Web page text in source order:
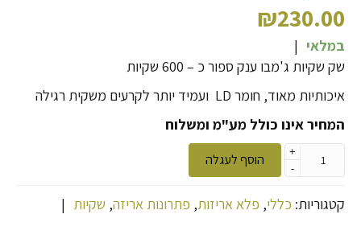
₪230.00
במלאי |
שק שקיות ג'מבו ענק ספור כ – 600 שקיות
איכותיות מאוד, חומר LD ועמיד יותר לקרעים משקית רגילה
המחיר אינו כולל מע"מ ומשלוח
+
-
הוסף לעגלה
קטגוריות: כללי, פלא אריזות, פתרונות אריזה, שקיות |